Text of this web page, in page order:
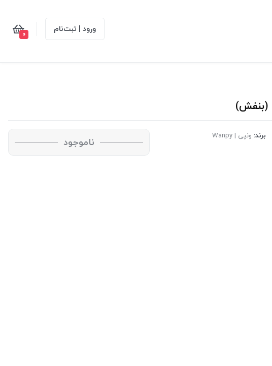
ورود | ثبت‌نام 0
برند: ونپی | Wanpy ناموجود